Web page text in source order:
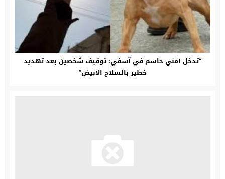
“تدخل أمني حاسم في آسفي: توقيف شخصين بعد تهديد
خطير بالسلاح الأبيض”